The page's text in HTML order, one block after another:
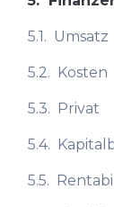
5.1. Umsatz
5.2. Kosten
5.3. Privat
5.4.
5.5.